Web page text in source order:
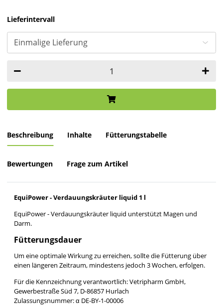
Lieferintervall
Beschreibung Inhalte Fütterungstabelle
Bewertungen Frage zum Artikel
EquiPower - Verdauungskräuter liquid 1 l
EquiPower - Verdauungskräuter liquid unterstützt Magen und
Darm.
Fütterungsdauer
Um eine optimale Wirkung zu erreichen, sollte die Fütterung über
einen längeren Zeitraum, mindestens jedoch 3 Wochen, erfolgen.
Für die Kennzeichnung verantwortlich: Vetripharm GmbH,
Gewerbestraße Süd 7, D-86857 Hurlach
Zulassungsnummer: α DE-BY-1-00006